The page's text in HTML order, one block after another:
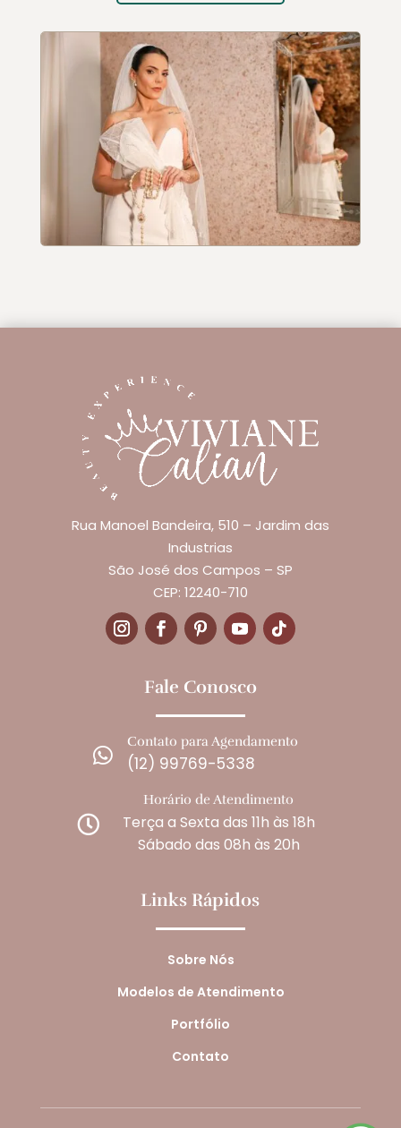
Rua Manoel Bandeira, 510 – Jardim das
Industrias
São José dos Campos – SP
CEP: 12240-710
Fale Conosco

Contato para Agendamento
(12) 99769-5338

Horário de Atendimento
Terça a Sexta das 11h às 18h
Sábado das 08h às 20h
Links Rápidos
Sobre Nós
Modelos de Atendimento
Portfólio
Contato